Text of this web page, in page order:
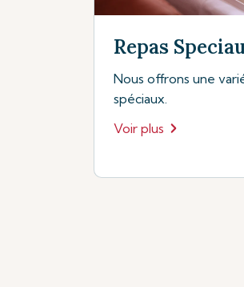
Repas
Nous offrons une
spéciaux.
Voir plus